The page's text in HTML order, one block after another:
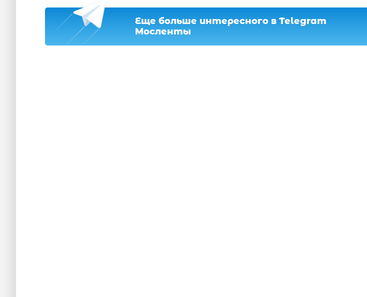
Еще больше интересного в Telegram
Мосленты